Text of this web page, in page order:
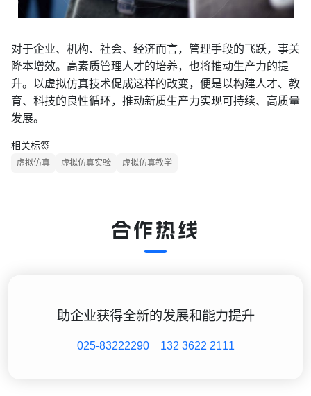
对于企业、机构、社会、经济而言，管理手段的飞跃，事关
降本增效。高素质管理人才的培养，也将推动生产力的提
升。以虚拟仿真技术促成这样的改变，便是以构建人才、教
育、科技的良性循环，推动新质生产力实现可持续、高质量
发展。
相关标签
虚拟仿真 虚拟仿真实验 虚拟仿真教学
合作热线
助企业获得全新的发展和能力提升
025-83222290 132 3622 2111